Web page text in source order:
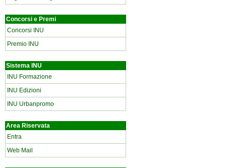
Concorsi e Premi
Concorsi INU
Premio INU
Sistema INU
INU Formazione
INU Edizioni
INU Urbanpromo
Area Riservata
Entra
Web Mail